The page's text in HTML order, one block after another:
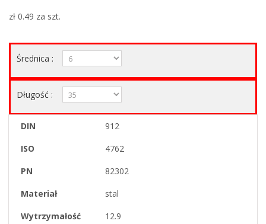
zł 0.49 za szt.
Średnica :
Długość :
DIN
912
ISO
4762
PN
82302
Materiał
stal
Wytrzymałość
12.9